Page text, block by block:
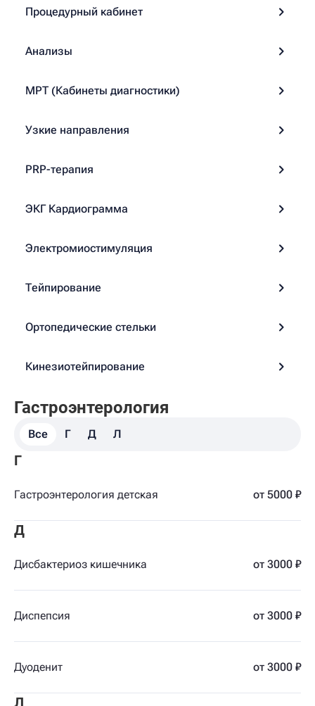
Процедурный кабинет
Анализы
МРТ (Кабинеты диагностики)
Узкие направления
PRP-терапия
ЭКГ Кардиограмма
Электромиостимуляция
Тейпирование
Ортопедические стельки
Кинезиотейпирование
Гастроэнтерология
Все Г Д Л
Г
Гастроэнтерология детская от 5000 ₽
Д
Дисбактериоз кишечника от 3000 ₽
Диспепсия от 3000 ₽
Дуоденит от 3000 ₽
Л